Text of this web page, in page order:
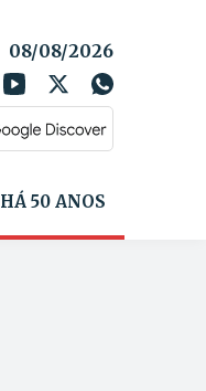
08/08/2026
HÁ 50 ANOS